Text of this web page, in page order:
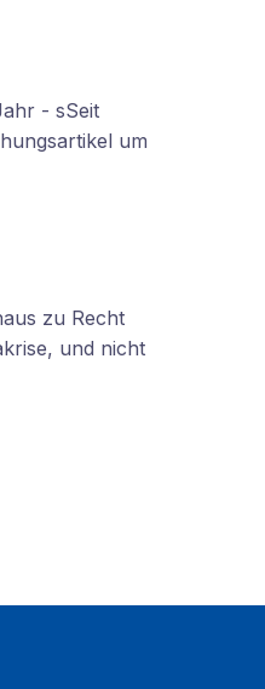
- sSeit
um
zu Recht
und nicht